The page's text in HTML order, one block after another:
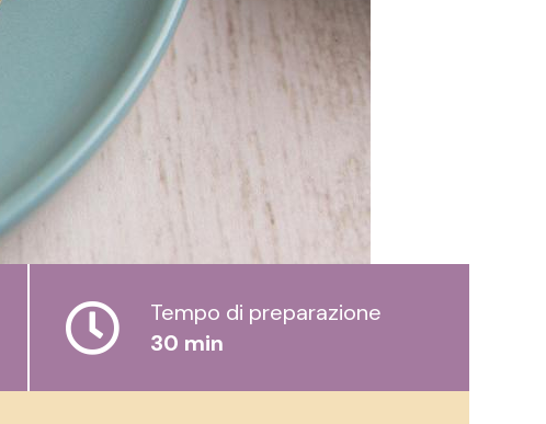
Tempo di preparazione
30 min